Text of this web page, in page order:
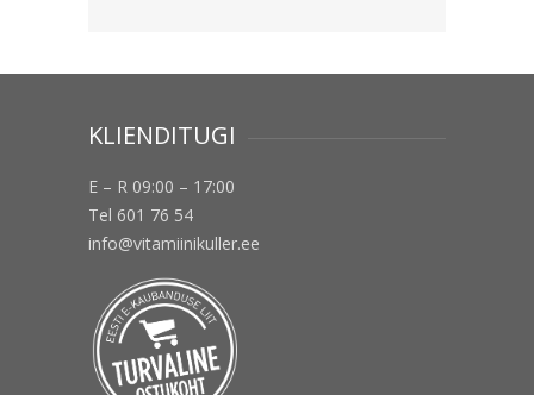
KLIENDITUGI
E – R 09:00 – 17:00
Tel 601 76 54
info@vitamiinikuller.ee